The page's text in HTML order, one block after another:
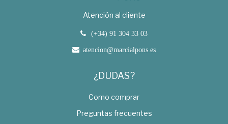
Atención al cliente
(+34) 91 304 33 03
atencion@marcialpons.es
¿DUDAS?
Como comprar
Preguntas frecuentes